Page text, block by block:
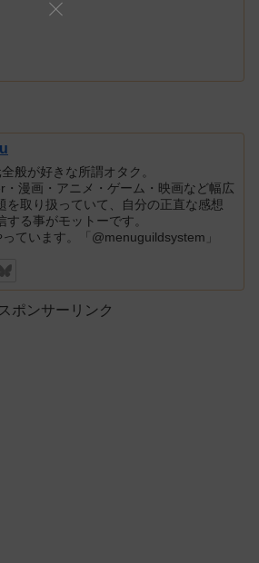
般が好きな所謂オタク。
・漫画・アニメ・ゲーム・映画など幅広
を取り扱っていて、自分の正直な感想
する事がモットーです。
っています。「@menuguildsystem」
スポンサーリンク